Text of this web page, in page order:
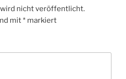
nicht veröffentlicht.
mit* markiert